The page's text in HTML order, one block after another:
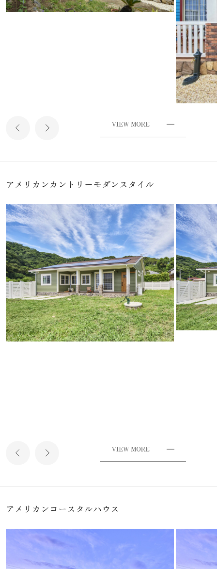
アメリカンカントリーモダンスタイル
アメリカンコースタルハウス